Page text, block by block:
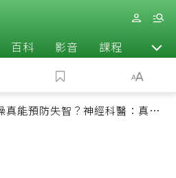
百科 影音 課程 退休
真能預防失智？神經科醫：真正